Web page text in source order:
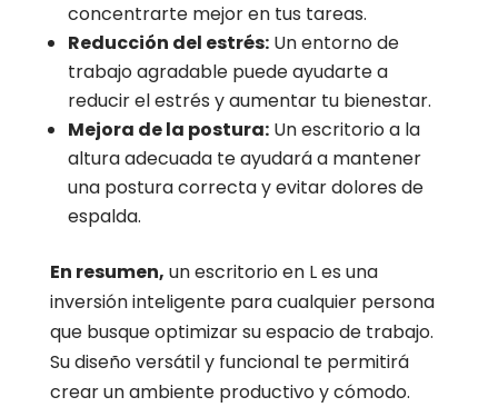
concentrarte mejor en tus tareas.
Reducción del estrés:Un entorno de
trabajo agradable puede ayudarte a
reducir el estrés y aumentar tu bienestar.
Mejora de la postura:Un escritorio a la
altura adecuada te ayudará a mantener
una postura correcta y evitar dolores de
espalda.
En resumen, un escritorio en L es una
inversión inteligente para cualquier persona
que busque optimizar su espacio de trabajo.
Su diseño versátil y funcional te permitirá
crear un ambiente productivo y cómodo.